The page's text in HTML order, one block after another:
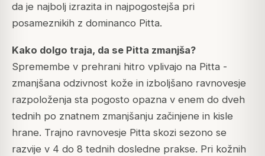
da je najbolj izrazita in najpogostejša pri
posameznikih z dominanco Pitta.
Kako dolgo traja, da se Pitta zmanjša?
Spremembe v prehrani hitro vplivajo na Pitta -
zmanjšana odzivnost kože in izboljšano ravnovesje
razpoloženja sta pogosto opazna v enem do dveh
tednih po znatnem zmanjšanju začinjene in kisle
hrane. Trajno ravnovesje Pitta skozi sezono se
razvije v 4 do 8 tednih dosledne prakse. Pri kožnih